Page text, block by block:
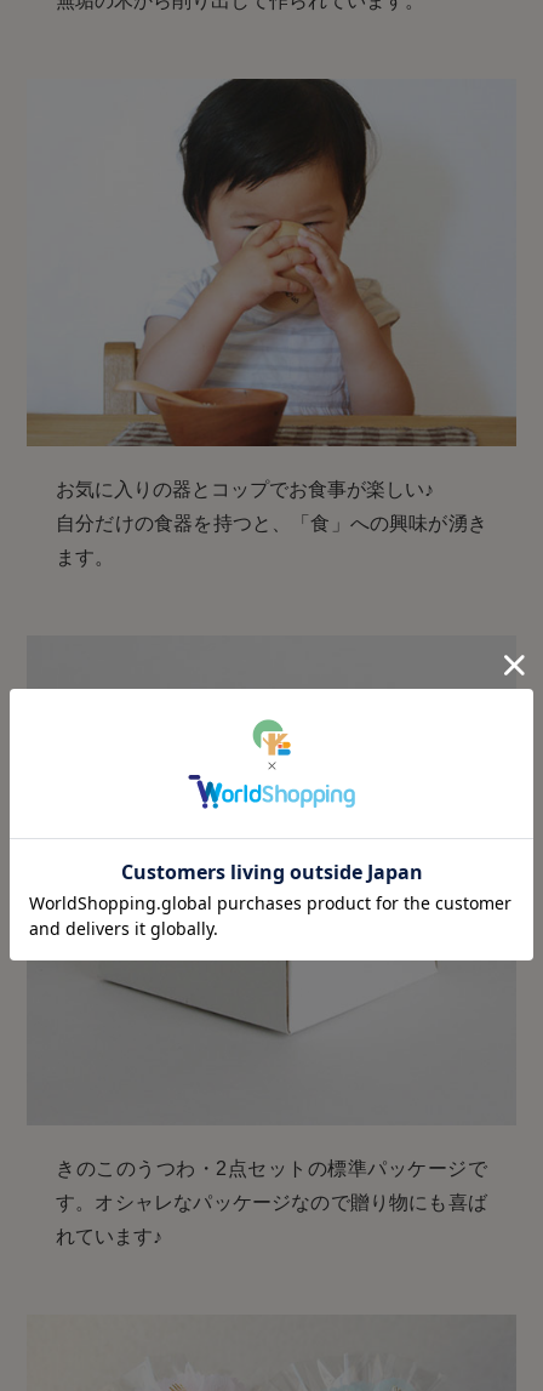
お気に入りの器とコップでお食事が楽しい♪
自分だけの食器を持つと、「食」への興味が湧き
ます。
きのこのうつわ・2点セットの標準パッケージで
す。オシャレなパッケージなので贈り物にも喜ば
れています♪